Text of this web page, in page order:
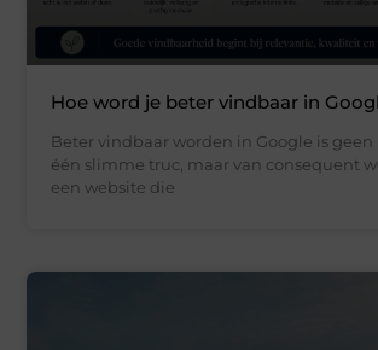
Hoe word je beter vindbaar in
Beter vindbaar worden in Google is geen
één slimme truc, maar van consequent
een website die